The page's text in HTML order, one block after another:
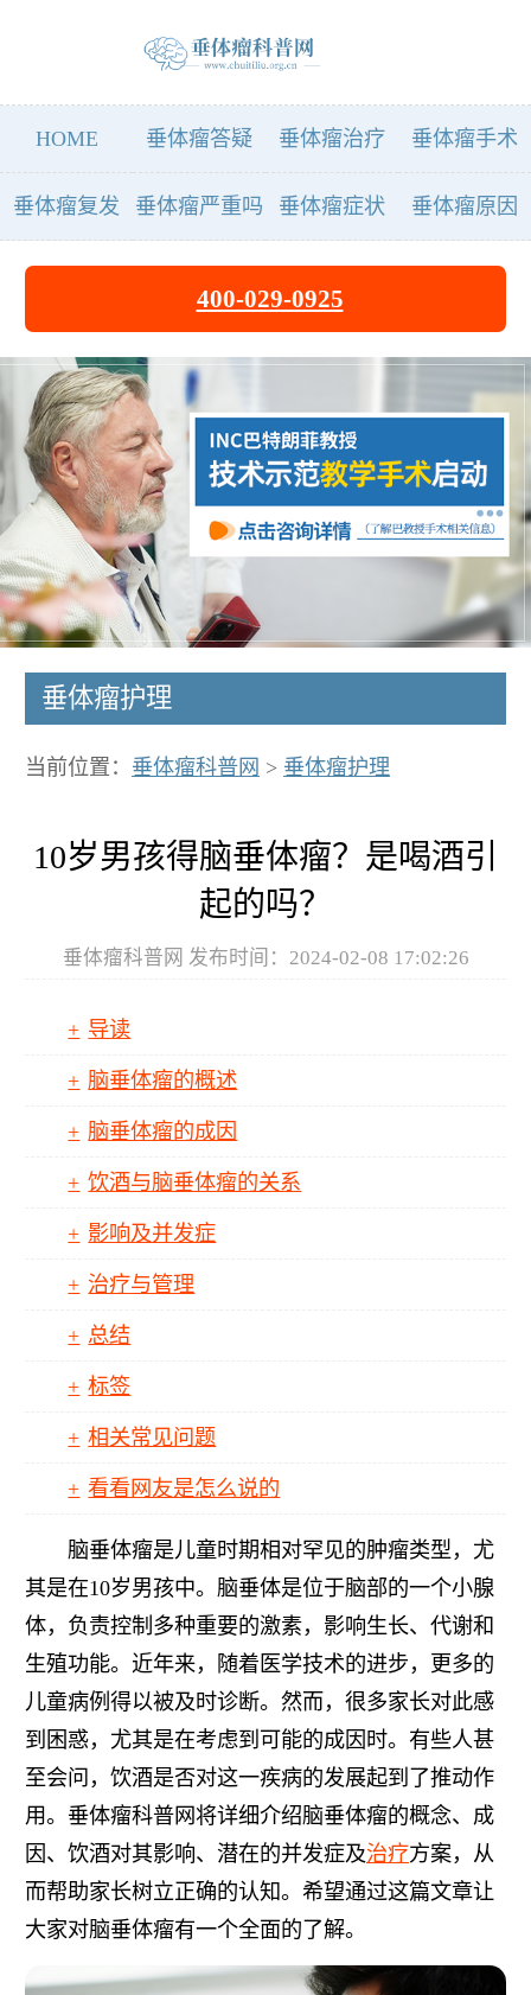
HOME 垂体瘤答疑 垂体瘤治疗 垂体瘤手术
垂体瘤复发 垂体瘤严重吗 垂体瘤症状 垂体瘤原因
400-029-0925
垂体瘤护理
当前位置： 垂体瘤科普网 > 垂体瘤护理
10岁男孩得脑垂体瘤？是喝酒引
起的吗？
垂体瘤科普网 发布时间：2024-02-08 17:02:26
导读
脑垂体瘤的概述
脑垂体瘤的成因
饮酒与脑垂体瘤的关系
影响及并发症
治疗与管理
总结
标签
相关常见问题
看看网友是怎么说的
脑垂体瘤是儿童时期相对罕见的肿瘤类型，尤
其是在10岁男孩中。脑垂体是位于脑部的一个小腺
体，负责控制多种重要的激素，影响生长、代谢和
生殖功能。近年来，随着医学技术的进步，更多的
儿童病例得以被及时诊断。然而，很多家长对此感
到困惑，尤其是在考虑到可能的成因时。有些人甚
至会问，饮酒是否对这一疾病的发展起到了推动作
用。垂体瘤科普网将详细介绍脑垂体瘤的概念、成
因、饮酒对其影响、潜在的并发症及治疗方案，从
而帮助家长树立正确的认知。希望通过这篇文章让
大家对脑垂体瘤有一个全面的了解。